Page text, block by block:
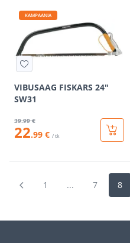
KAMPAANIA
VIBUSAAG FISKARS 24"
SW31
39.99 €
22.99 € / tk
1 ... 7 8